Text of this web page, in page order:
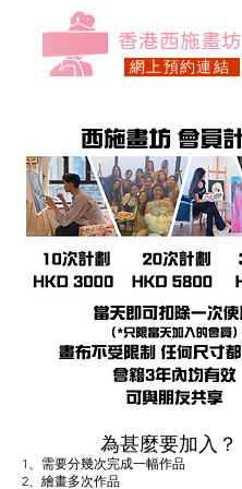
​香港西施畫坊
網上預約連結
為甚麼要加入？
1、需要分幾次完成一幅作品
2、繪畫多次作品